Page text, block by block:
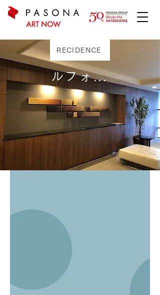
RECIDENCE
ルフォンブラン